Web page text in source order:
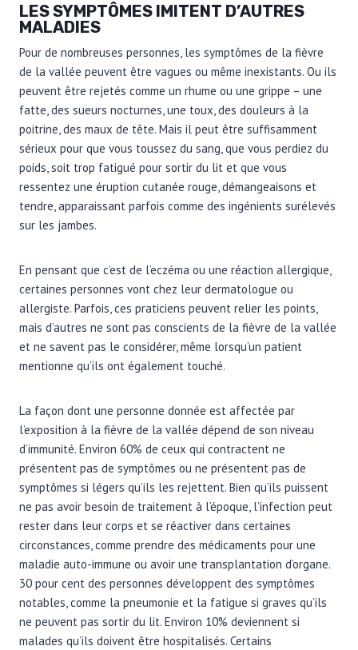
LES SYMPTÔMES IMITENT D’AUTRES
MALADIES
Pour de nombreuses personnes, les symptômes de la fièvre
de la vallée peuvent être vagues ou même inexistants. Ou ils
peuvent être rejetés comme un rhume ou une grippe – une
fatte, des sueurs nocturnes, une toux, des douleurs à la
poitrine, des maux de tête. Mais il peut être suffisamment
sérieux pour que vous toussez du sang, que vous perdiez du
poids, soit trop fatigué pour sortir du lit et que vous
ressentez une éruption cutanée rouge, démangeaisons et
tendre, apparaissant parfois comme des ingénients surélevés
sur les jambes.
En pensant que c’est de l’eczéma ou une réaction allergique,
certaines personnes vont chez leur dermatologue ou
allergiste. Parfois, ces praticiens peuvent relier les points,
mais d’autres ne sont pas conscients de la fièvre de la vallée
et ne savent pas le considérer, même lorsqu’un patient
mentionne qu’ils ont également touché.
La façon dont une personne donnée est affectée par
l’exposition à la fièvre de la vallée dépend de son niveau
d’immunité. Environ 60% de ceux qui contractent ne
présentent pas de symptômes ou ne présentent pas de
symptômes si légers qu’ils les rejettent. Bien qu’ils puissent
ne pas avoir besoin de traitement à l’époque, l’infection peut
rester dans leur corps et se réactiver dans certaines
circonstances, comme prendre des médicaments pour une
maladie auto-immune ou avoir une transplantation d’organe.
30 pour cent des personnes développent des symptômes
notables, comme la pneumonie et la fatigue si graves qu’ils
ne peuvent pas sortir du lit. Environ 10% deviennent si
malades qu’ils doivent être hospitalisés. Certains